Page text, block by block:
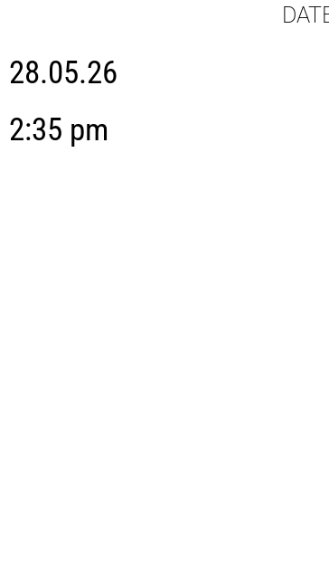
28.05.26
2:35 pm